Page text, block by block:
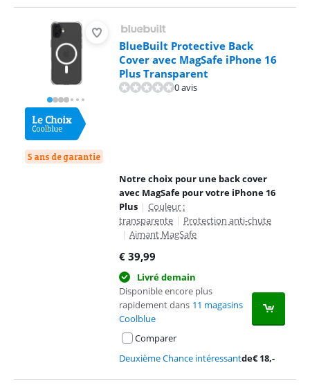
5 ans de garantie
BlueBuilt Protective Back
Cover avec MagSafe iPhone 16
Plus Transparent
0 avis
Notre choix pour une back cover
avec MagSafe pour votre iPhone 16
Plus | Couleur :
transparente | Protection anti-chute
| Aimant MagSafe
€ 39,99
Livré demain
Disponible encore plus
rapidement dans 11 magasins
Coolblue
Comparer
Deuxième Chance intéressantde€18,-